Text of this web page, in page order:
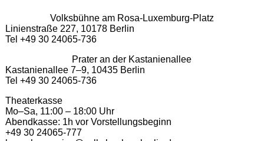
Volksbühne am Rosa-Luxemburg-Platz
Linienstraße 227, 10178 Berlin
Tel +49 30 24065-736
Prater an der Kastanienallee
Kastanienallee 7–9, 10435 Berlin
Tel +49 30 24065-736
Theaterkasse
Mo–Sa, 11:00 – 18:00 Uhr
Abendkasse: 1h vor Vorstellungsbeginn
+49 30 24065-777